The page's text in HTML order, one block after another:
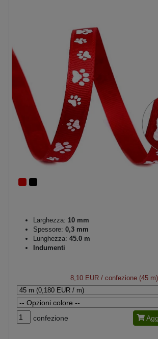
Larghezza: 10 mm
Spessore: 0,3 mm
Lunghezza: 45.0 m
Indumenti
8,10 EUR / confezione (45 m)
confezione